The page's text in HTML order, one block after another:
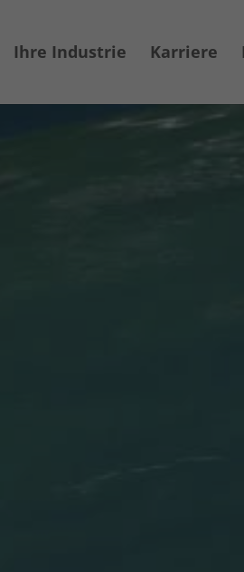
Ihre Industrie Karriere